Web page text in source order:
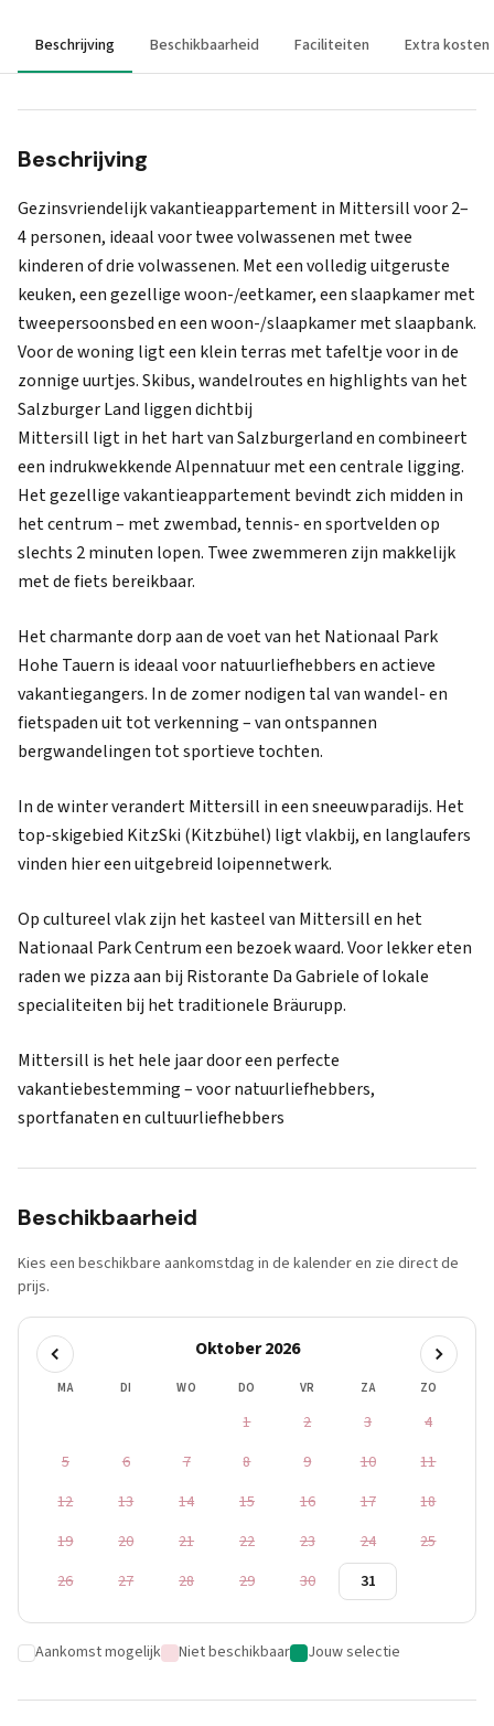
Beschrijving Beschikbaarheid Faciliteiten Extra kosten
Beschrijving
Gezinsvriendelijk vakantieappartement in Mittersill voor 2–
4 personen, ideaal voor twee volwassenen met twee
kinderen of drie volwassenen. Met een volledig uitgeruste
keuken, een gezellige woon-/eetkamer, een slaapkamer met
tweepersoonsbed en een woon-/slaapkamer met slaapbank.
Voor de woning ligt een klein terras met tafeltje voor in de
zonnige uurtjes. Skibus, wandelroutes en highlights van het
Salzburger Land liggen dichtbij
Mittersill ligt in het hart van Salzburgerland en combineert
een indrukwekkende Alpennatuur met een centrale ligging.
Het gezellige vakantieappartement bevindt zich midden in
het centrum – met zwembad, tennis- en sportvelden op
slechts 2 minuten lopen. Twee zwemmeren zijn makkelijk
met de fiets bereikbaar.
Het charmante dorp aan de voet van het Nationaal Park
Hohe Tauern is ideaal voor natuurliefhebbers en actieve
vakantiegangers. In de zomer nodigen tal van wandel- en
fietspaden uit tot verkenning – van ontspannen
bergwandelingen tot sportieve tochten.
In de winter verandert Mittersill in een sneeuwparadijs. Het
top-skigebied KitzSki (Kitzbühel) ligt vlakbij, en langlaufers
vinden hier een uitgebreid loipennetwerk.
Op cultureel vlak zijn het kasteel van Mittersill en het
Nationaal Park Centrum een bezoek waard. Voor lekker eten
raden we pizza aan bij Ristorante Da Gabriele of lokale
specialiteiten bij het traditionele Bräurupp.
Mittersill is het hele jaar door een perfecte
vakantiebestemming – voor natuurliefhebbers,
sportfanaten en cultuurliefhebbers
Beschikbaarheid
Kies een beschikbare aankomstdag in de kalender en zie direct de
prijs.
Oktober 2026
MA DI WO DO VR ZA ZO
1 2 3
4
5
6 7 8 9 10
11
12
13 14 15 16 17
18
19
20 21 22 23 24
25
26
27 28 29 30 31
Aankomst mogelijk Niet beschikbaar Jouw selectie